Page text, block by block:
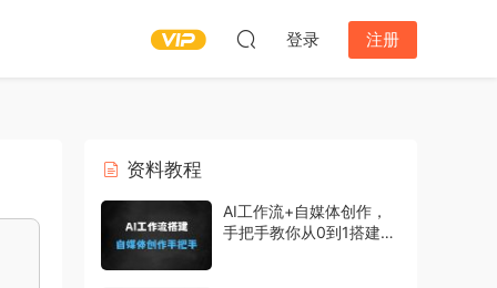
登录 注册
资料教程
AI工作流+自媒体创作，
手把手教你从0到1搭建一